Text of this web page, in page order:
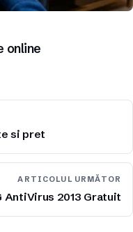
online
si pret
ARTICOLUL URMĂTOR
AntiVirus 2013 Gratuit